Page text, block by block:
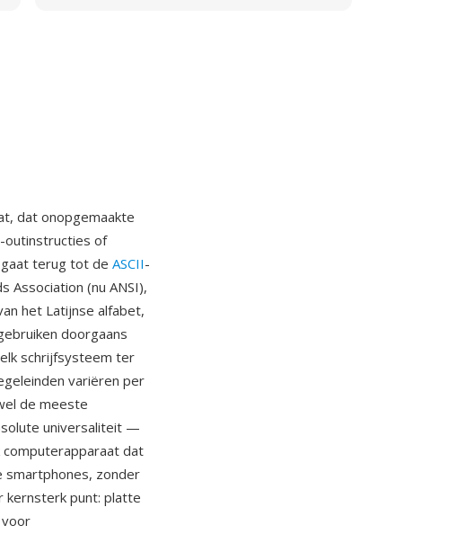
dat onopgemaakte
outinstructies of
terug tot de ASCII-
Association (nu ANSI),
het Latijnse alfabet,
doorgaans
schrijfsysteem ter
variëren per
de meeste
universaliteit —
dat
smartphones, zonder
kernsterk punt: platte